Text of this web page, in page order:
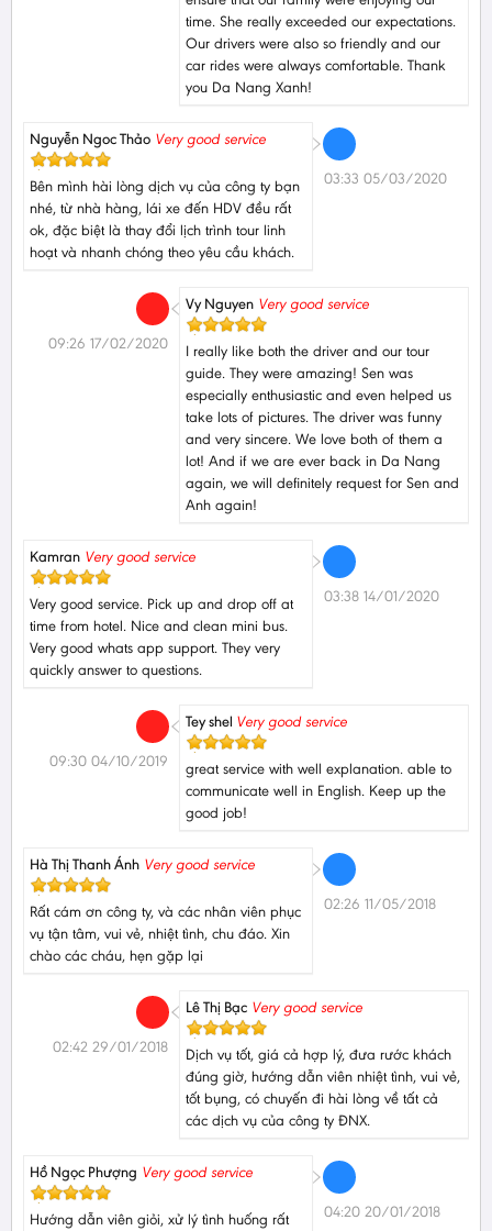
time. She really exceeded our expectations.
Our drivers were also so friendly and our
car rides were always comfortable. Thank
you Da Nang Xanh!
Nguyễn Ngoc Thảo Very good service
Bên mình hài lòng dịch vụ của công ty bạn
nhé, từ nhà hàng, lái xe đến HDV đều rất
ok, đặc biệt là thay đổi lịch trình tour linh
hoạt và nhanh chóng theo yêu cầu khách.
03:33 05/03/2020
Vy Nguyen Very good service
I really like both the driver and our tour
guide. They were amazing! Sen was
especially enthusiastic and even helped us
take lots of pictures. The driver was funny
and very sincere. We love both of them a
lot! And if we are ever back in Da Nang
again, we will definitely request for Sen and
Anh again!
09:26 17/02/2020
Kamran Very good service
Very good service. Pick up and drop off at
time from hotel. Nice and clean mini bus.
Very good whats app support. They very
quickly answer to questions.
03:38 14/01/2020
Tey shel Very good service
great service with well explanation. able to
communicate well in English. Keep up the
good job!
09:30 04/10/2019
Hà Thị Thanh Ánh Very good service
Rất cám ơn công ty, và các nhân viên phục
vụ tận tâm, vui vẻ, nhiệt tình, chu đáo. Xin
chào các cháu, hẹn gặp lại
02:26 11/05/2018
Lê Thị Bạc Very good service
Dịch vụ tốt, giá cả hợp lý, đưa rước khách
đúng giờ, hướng dẫn viên nhiệt tình, vui vẻ,
tốt bụng, có chuyến đi hài lòng về tất cả
các dịch vụ của công ty ĐNX.
02:42 29/01/2018
Hồ Ngọc Phượng Very good service
Hướng dẫn viên giỏi, xử lý tình huống rất
04:20 20/01/2018